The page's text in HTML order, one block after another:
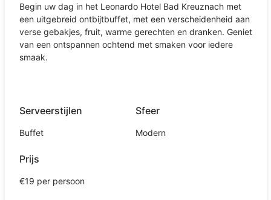
Begin uw dag in het Leonardo Hotel Bad Kreuznach met
een uitgebreid ontbijtbuffet, met een verscheidenheid aan
verse gebakjes, fruit, warme gerechten en dranken. Geniet
van een ontspannen ochtend met smaken voor iedere
smaak.
Serveerstijlen
Buffet
Sfeer
Modern
Prijs
€19 per persoon